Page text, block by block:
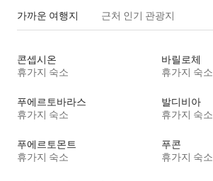
가까운 여행지 근처 인기 관광지
콘셉시온
휴가지 숙소
바릴로체
휴가지 숙소
푸에르토바라스
휴가지 숙소
발디비아
휴가지 숙소
푸에르토몬트
휴가지 숙소
푸콘
휴가지 숙소